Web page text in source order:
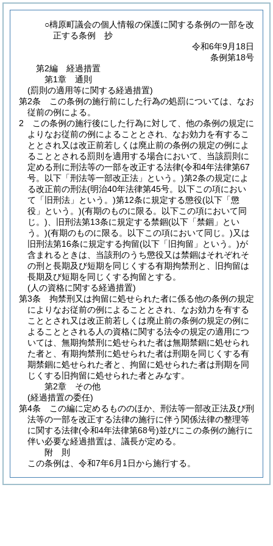
○檮原町議会の個人情報の保護に関する条例の一部を改
正する条例 抄
令和6年9月18日
条例第18号
第2編
経過措置
第1章
通則
(罰則の適用等に関する経過措置)
第2条
この条例の施行前にした行為の処罰については、なお
従前の例による。
2
この条例の施行後にした行為に対して、他の条例の規定に
よりなお従前の例によることとされ、なお効力を有するこ
ととされ又は改正前若しくは廃止前の条例の規定の例によ
ることとされる罰則を適用する場合において、当該罰則に
定める刑に刑法等の一部を改正する法律(令和4年法律第67
号。以下「刑法等一部改正法」という。)第2条の規定によ
る改正前の刑法(明治40年法律第45号。以下この項におい
て「旧刑法」という。)第12条に規定する懲役(以下「懲
役」という。)(有期のものに限る。以下この項において同
じ。) 、旧刑法第13条に規定する禁錮(以下「禁錮」とい
う。)(有期のものに限る。以下この項において同じ。)又は
旧刑法第16条に規定する拘留(以下「旧拘留」という。)が
含まれるときは、当該刑のうち懲役又は禁錮はそれぞれそ
の刑と長期及び短期を同じくする有期拘禁刑と、旧拘留は
長期及び短期を同じくする拘留とする。
(人の資格に関する経過措置)
第3条
拘禁刑又は拘留に処せられた者に係る他の条例の規定
によりなお従前の例によることとされ、なお効力を有する
こととされ又は改正前若しくは廃止前の条例の規定の例に
よることとされる人の資格に関する法令の規定の適用につ
いては、無期拘禁刑に処せられた者は無期禁錮に処せられ
た者と、有期拘禁刑に処せられた者は刑期を同じくする有
期禁錮に処せられた者と、拘留に処せられた者は刑期を同
じくする旧拘留に処せられた者とみなす。
第2章
その他
(経過措置の委任)
第4条
この編に定めるもののほか、刑法等一部改正法及び刑
法等の一部を改正する法律の施行に伴う関係法律の整理等
に関する法律(令和4年法律第68号)並びにこの条例の施行に
伴い必要な経過措置は、議長が定める。
附 則
この条例は、令和7年6月1日から施行する。